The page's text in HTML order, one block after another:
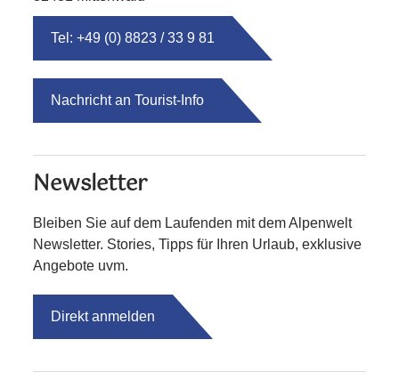
Tel: +49 (0) 8823 / 33 9 81
Nachricht an Tourist-Info
Newsletter
Bleiben Sie auf dem Laufenden mit dem Alpenwelt
Newsletter. Stories, Tipps für Ihren Urlaub, exklusive
Angebote uvm.
Direkt anmelden